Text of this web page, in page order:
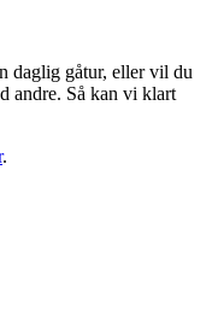
daglig gåtur, eller vil du
andre. Så kan vi klart
.